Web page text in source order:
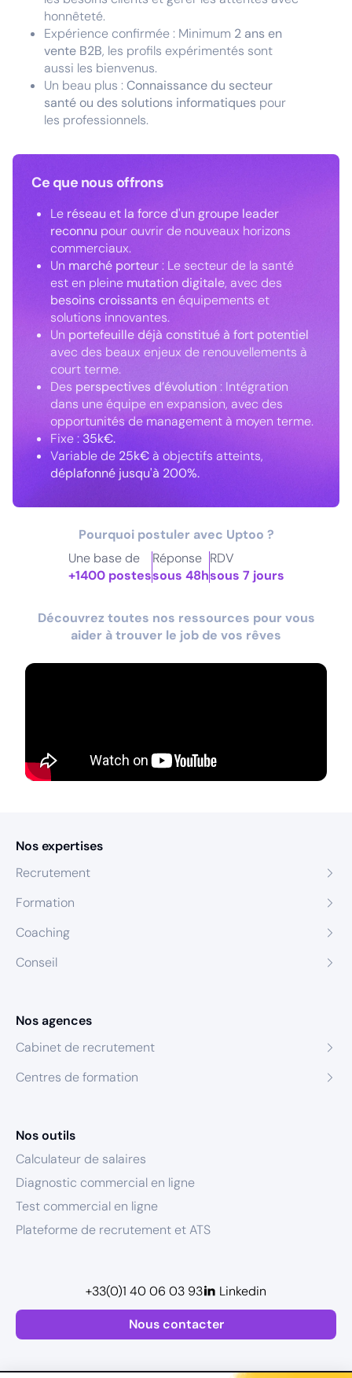
honnêteté.
Expérience confirmée : Minimum 2 ans en
vente B2B, les profils expérimentés sont
aussi les bienvenus.
Un beau plus :Connaissance du secteur
santé ou des solutions informatiques pour
les professionnels.
Ce que nous offrons
Le réseau et la force d'un groupe leader
reconnu pour ouvrir de nouveaux horizons
commerciaux.
Un marché porteur: Le secteur de la santé
est en pleine mutation digitale, avec des
besoins croissantsen équipements et
solutions innovantes.
Un portefeuille déjà constitué à fort potentiel
avec des beaux enjeux de renouvellements à
court terme.
Des perspectives d’évolution: Intégration
dans une équipe en expansion, avec des
opportunités de management à moyen terme.
Fixe : 35k€.
Variable de 25k€à objectifs atteints,
déplafonné jusqu'à 200%.
Pourquoi postuler avec Uptoo ?
Une base de
+1400 postes
Réponse
sous 48h
RDV
sous 7 jours
Découvrez toutes nos ressources pour vous
aider à trouver le job de vos rêves
Nos expertises
Recrutement
Formation
Coaching
Conseil
Nos agences
Cabinet de recrutement
Centres de formation
Nos outils
Calculateur de salaires
Diagnostic commercial en ligne
Test commercial en ligne
Plateforme de recrutement et ATS
Nous contacter
+33(0)1 40 06 03 93 Linkedin